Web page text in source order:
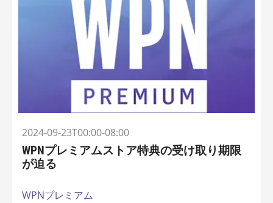
2024-09-23T00:00-08:00
WPNプレミアムストア特典の受け取り期限
が迫る
WPNプレミアム